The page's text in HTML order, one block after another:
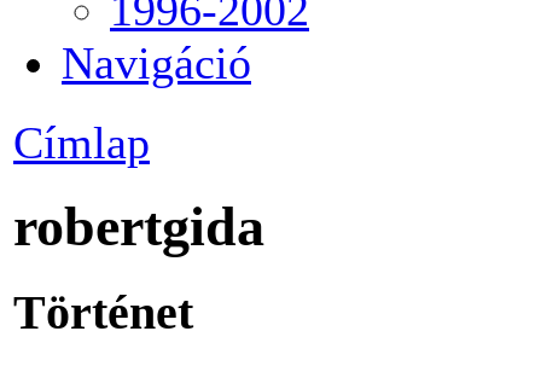
Navigáció
Címlap
robertgida
Történet